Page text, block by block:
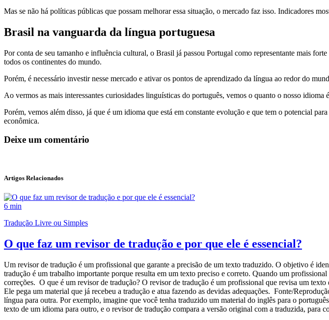
Mas se não há políticas públicas que possam melhorar essa situação, o mercado faz isso. Indicadores
Brasil na vanguarda da língua portuguesa
Por conta de seu tamanho e influência cultural, o Brasil já passou Portugal como representante mais
todos os continentes do mundo.
Porém, é necessário investir nesse mercado e ativar os pontos de aprendizado da língua ao redor do
Ao vermos as mais interessantes curiosidades linguísticas do português, vemos o quanto o nosso idioma
Porém, vemos além disso, já que é um idioma que está em constante evolução e que tem o potencial
econômica.
Deixe um comentário
Artigos Relacionados
6 min
Tradução Livre ou Simples
O que faz um revisor de tradução e por que ele é essencial?
Um revisor de tradução é um profissional que garante a precisão de um texto traduzido. O objetivo é
tradução é um trabalho importante porque resulta em um texto preciso e correto. Quando um
correções. O que é um revisor de tradução? O revisor de tradução é um profissional que revisa um
Ele pega um material que já recebeu a tradução e atua fazendo as devidas adequações. Fonte/
língua para outra. Por exemplo, imagine que você tenha traduzido um material do inglês para o
texto de um idioma para outro, e o revisor de tradução compara a versão original com a traduzida, para